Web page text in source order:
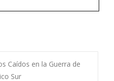
Caídos en la Guerra de
Sur